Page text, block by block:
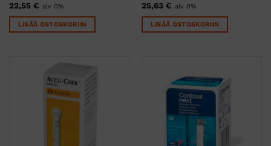
22,55 € alv 0%
LISÄÄ OSTOSKORIIN
25,63 € alv 0%
LISÄÄ OSTOSKORIIN